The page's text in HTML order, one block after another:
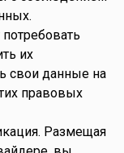
их
свои данные на
правовых
Размещая